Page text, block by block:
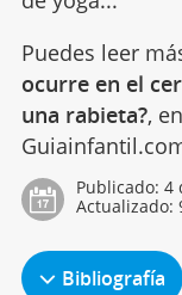
Puedes leer
ocurre en el
una rabieta?,
Publicado: 4
Actualizado:
Bibliografía